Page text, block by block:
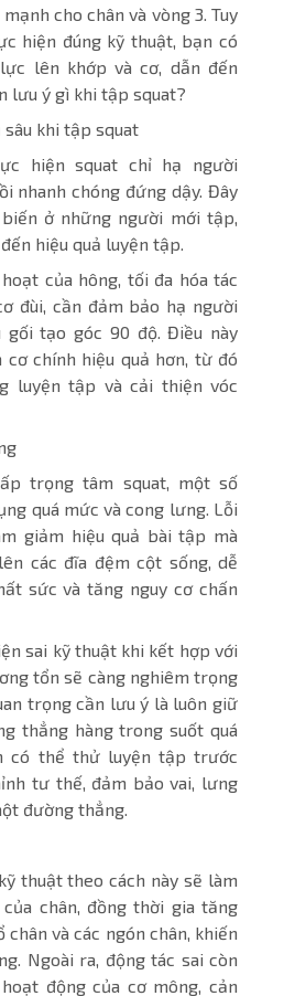
cho chân và vòng 3. Tuy
hiện đúng kỹ thuật, bạn có
lên khớp và cơ, dẫn đến
lưu ý gì khi tập squat?
sâu khi tập squat
hiện squat chỉ hạ người
nhanh chóng đứng dậy. Đây
ở những người mới tập,
hiệu quả luyện tập.
của hông, tối đa hóa tác
đùi, cần đảm bảo hạ người
gối tạo góc 90 độ. Điều này
chính hiệu quả hơn, từ đó
luyện tập và cải thiện vóc
trọng tâm squat, một số
quá mức và cong lưng. Lỗi
giảm hiệu quả bài tập mà
các đĩa đệm cột sống, dễ
sức và tăng nguy cơ chấn
sai kỹ thuật khi kết hợp với
tổn sẽ càng nghiêm trọng
trọng cần lưu ý là luôn giữ
thẳng hàng trong suốt quá
có thể thử luyện tập trước
tư thế, đảm bảo vai, lưng
đường thẳng.
thuật theo cách này sẽ làm
chân, đồng thời gia tăng
và các ngón chân, khiến
Ngoài ra, động tác sai còn
động của cơ mông, cản